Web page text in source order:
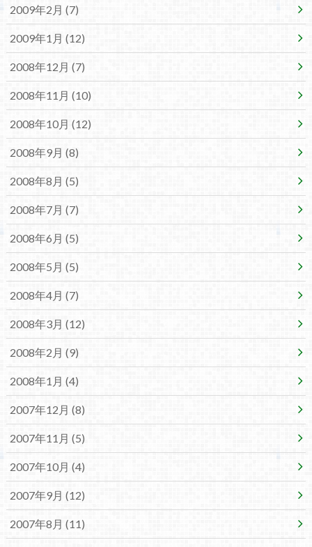
2009年2月 (7)
2009年1月 (12)
2008年12月 (7)
2008年11月 (10)
2008年10月 (12)
2008年9月 (8)
2008年8月 (5)
2008年7月 (7)
2008年6月 (5)
2008年5月 (5)
2008年4月 (7)
2008年3月 (12)
2008年2月 (9)
2008年1月 (4)
2007年12月 (8)
2007年11月 (5)
2007年10月 (4)
2007年9月 (12)
2007年8月 (11)